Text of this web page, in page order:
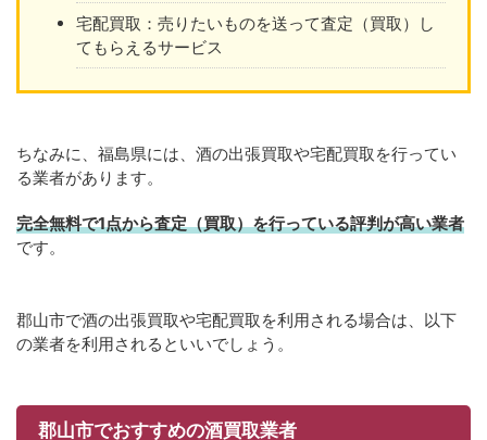
宅配買取：売りたいものを送って査定（買取）し
てもらえるサービス
ちなみに、福島県には、酒の出張買取や宅配買取を行ってい
る業者があります。
完全無料で1点から査定（買取）を行っている評判が高い業者
です。
郡山市で酒の出張買取や宅配買取を利用される場合は、以下
の業者を利用されるといいでしょう。
郡山市でおすすめの酒買取業者